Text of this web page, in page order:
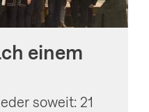
einem
soweit: 21